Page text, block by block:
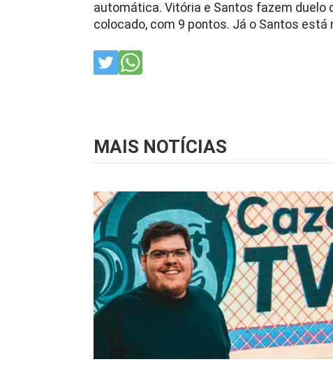
automática. Vitória e Santos fazem duelo
colocado, com 9 pontos. Já o Santos
MAIS NOTÍCIAS